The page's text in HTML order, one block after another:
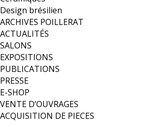
Design brésilien
ARCHIVES POILLERAT
ACTUALITÉS
SALONS
EXPOSITIONS
PUBLICATIONS
PRESSE
E-SHOP
VENTE D’OUVRAGES
ACQUISITION DE PIECES